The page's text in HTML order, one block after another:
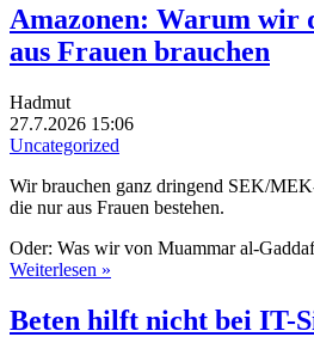
Amazonen: Warum wir
aus Frauen brauchen
Hadmut
27.7.2026 15:06
Uncategorized
Wir brauchen ganz dringend SEK/
die nur aus Frauen bestehen.
Oder: Was wir von Muammar al-
Weiterlesen »
Beten hilft nicht bei IT-